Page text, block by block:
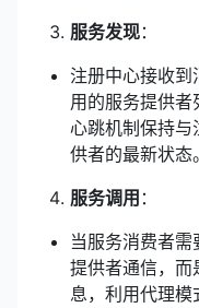
服务发现：
注册中心接收到
用的服务提供
心跳机制保持与
供者的最新状态。
服务调用 ：
当服务消费者
提供者通信，而
息，利用代理